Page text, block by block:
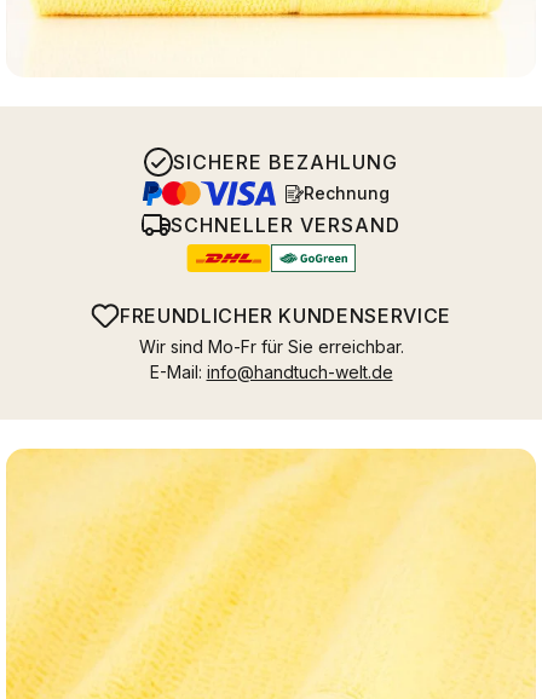
SICHERE BEZAHLUNG
Rechnung
SCHNELLER VERSAND
FREUNDLICHER KUNDENSERVICE
Wir sind Mo-Fr für Sie erreichbar.
E-Mail: info@handtuch-welt.de